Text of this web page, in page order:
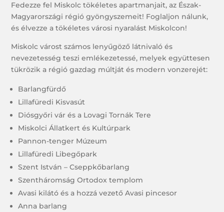
Fedezze fel Miskolc tökéletes apartmanjait, az Észak-
Magyarországi régió gyöngyszemeit! Foglaljon nálunk,
és élvezze a tökéletes városi nyaralást Miskolcon!
Miskolc várost számos lenyűgöző látnivaló és
nevezetesség teszi emlékezetessé, melyek együttesen
tükrözik a régió gazdag múltját és modern vonzerejét:
Barlangfürdő
Lillafüredi Kisvasút
Diósgyőri vár és a Lovagi Tornák Tere
Miskolci Állatkert és Kultúrpark
Pannon-tenger Múzeum
Lillafüredi Libegőpark
Szent István – Cseppkőbarlang
Szentháromság Ortodox templom
Avasi kilátó és a hozzá vezető Avasi pincesor
Anna barlang